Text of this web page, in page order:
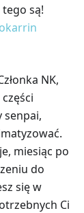
są!
NK,
senpai,
miesiąc po
do
się w
Ci